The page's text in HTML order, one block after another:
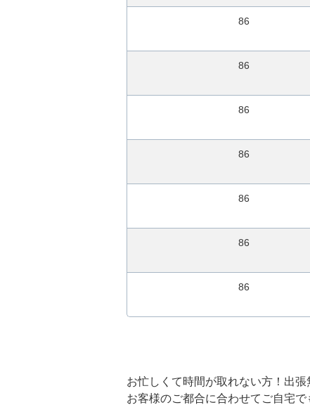
86
86
86
86
86
86
86
お忙しくて時間が取れない方！出張
お客様のご都合に合わせてご自宅で